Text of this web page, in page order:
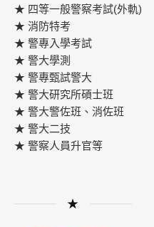
★ 四等一般警察考試(外軌)
★ 消防特考
★ 警專入學考試
★ 警大學測
★ 警專甄試警大
★ 警大研究所碩士班
★ 警大警佐班、消佐班
★ 警大二技
★ 警察人員升官等
★